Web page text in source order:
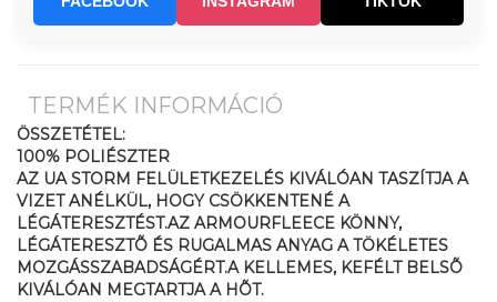
TERMÉK INFORMÁCIÓ
ÖSSZETÉTEL:
100% POLIÉSZTER
AZ UA STORM FELÜLETKEZELÉS KIVÁLÓAN TASZÍTJA A
VIZET ANÉLKÜL, HOGY CSÖKKENTENÉ A
LÉGÁTERESZTÉST.AZ ARMOURFLEECE KÖNNY,
LÉGÁTERESZTÕ ÉS RUGALMAS ANYAG A TÖKÉLETES
MOZGÁSSZABADSÁGÉRT.A KELLEMES, KEFÉLT BELSÕ
KIVÁLÓAN MEGTARTJA A HÕT.